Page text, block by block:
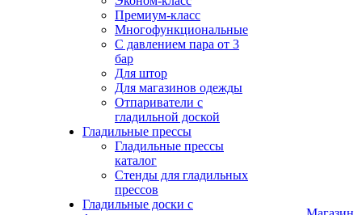
Премиум-класс
Многофункциональные
С давлением пара от 3
бар
Для штор
Для магазинов одежды
Отпариватели с
гладильной доской
Гладильные прессы
Гладильные прессы
каталог
Стенды для гладильных
прессов
Гладильные доски с